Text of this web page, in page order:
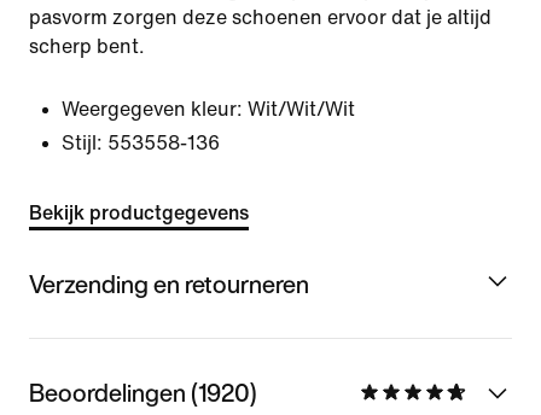
pasvorm zorgen deze schoenen ervoor dat je altijd
scherp bent.
Weergegeven kleur: Wit/Wit/Wit
Stijl: 553558-136
Bekijk productgegevens
Verzending en retourneren
Beoordelingen (1920)